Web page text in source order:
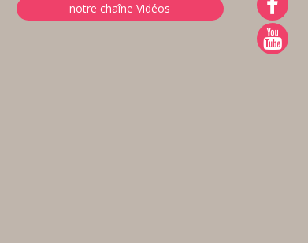
notre chaîne Vidéos